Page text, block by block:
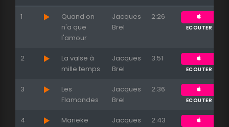
1
Quand on
n'a que
l'amour
Jacques
Brel
2:26
ECOUTER
2
La valse à
mille temps
Jacques
Brel
3:51
ECOUTER
3
Les
Flamandes
Jacques
Brel
2:36
ECOUTER
4 Marieke
Jacques
2:43